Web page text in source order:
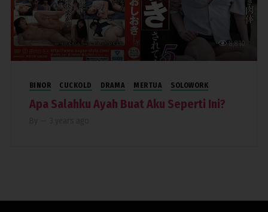
8,810
BINOR CUCKOLD DRAMA MERTUA SOLOWORK
Apa Salahku Ayah Buat Aku Seperti Ini?